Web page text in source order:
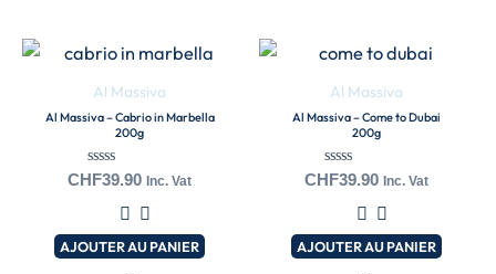
Al Massiva
Al Massiva – Cabrio in Marbella
200g
Note
CHF39.90 Inc. Vat
AJOUTER AU PANIER
Al Massiva
Al Massiva – Come to Dubai
200g
Note
CHF39.90 Inc. Vat
AJOUTER AU PANIER